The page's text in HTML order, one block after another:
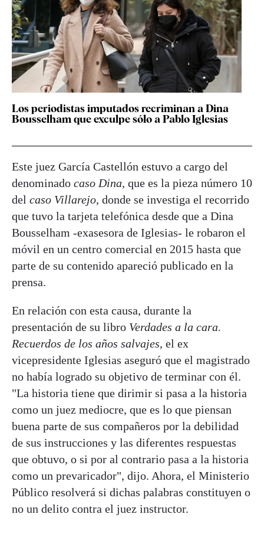
Los periodistas imputados recriminan a Dina
Bousselham que exculpe sólo a Pablo Iglesias
Este juez García Castellón estuvo a cargo del
denominado caso Dina, que es la pieza número 10
del caso Villarejo, donde se investiga el recorrido
que tuvo la tarjeta telefónica desde que a Dina
Bousselham -exasesora de Iglesias- le robaron el
móvil en un centro comercial en 2015 hasta que
parte de su contenido apareció publicado en la
prensa.
En relación con esta causa, durante la
presentación de su libro Verdades a la cara.
Recuerdos de los años salvajes, el ex
vicepresidente Iglesias aseguró que el magistrado
no había logrado su objetivo de terminar con él.
"La historia tiene que dirimir si pasa a la historia
como un juez mediocre, que es lo que piensan
buena parte de sus compañeros por la debilidad
de sus instrucciones y las diferentes respuestas
que obtuvo, o si por al contrario pasa a la historia
como un prevaricador", dijo. Ahora, el Ministerio
Público resolverá si dichas palabras constituyen o
no un delito contra el juez instructor.